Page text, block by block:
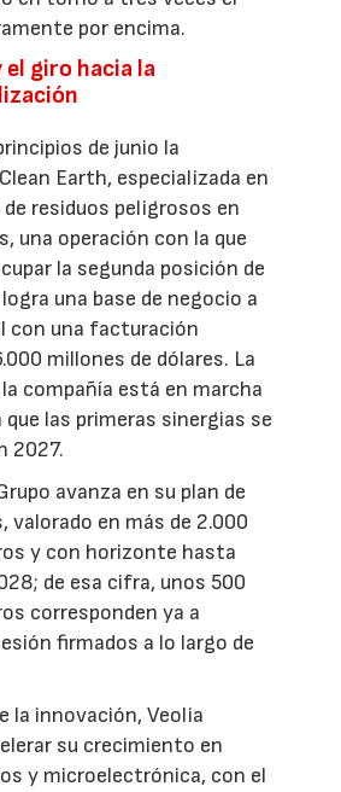
por encima.
el giro hacia la
de junio la
Earth, especializada en
residuos peligrosos en
una operación con la que
la segunda posición de
una base de negocio a
con una facturación
millones de dólares. La
compañía está en marcha
que las primeras sinergias se
2027.
avanza en su plan de
valorado en más de 2.000
y con horizonte hasta
de esa cifra, unos 500
corresponden ya a
firmados a lo largo de
la innovación, Veolia
su crecimiento en
y microelectrónica, con el